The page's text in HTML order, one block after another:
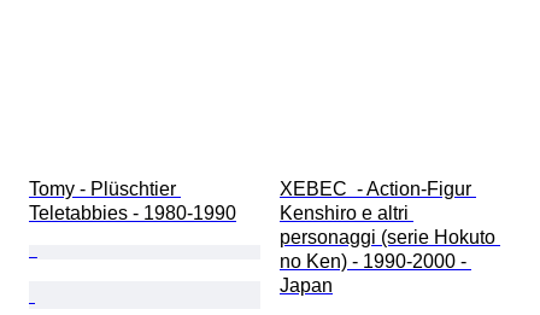
Tomy - Plüschtier
Teletabbies - 1980-1990
XEBEC  - Action-Figur
Kenshiro e altri
personaggi (serie Hokuto
no Ken) - 1990-2000 -
Japan